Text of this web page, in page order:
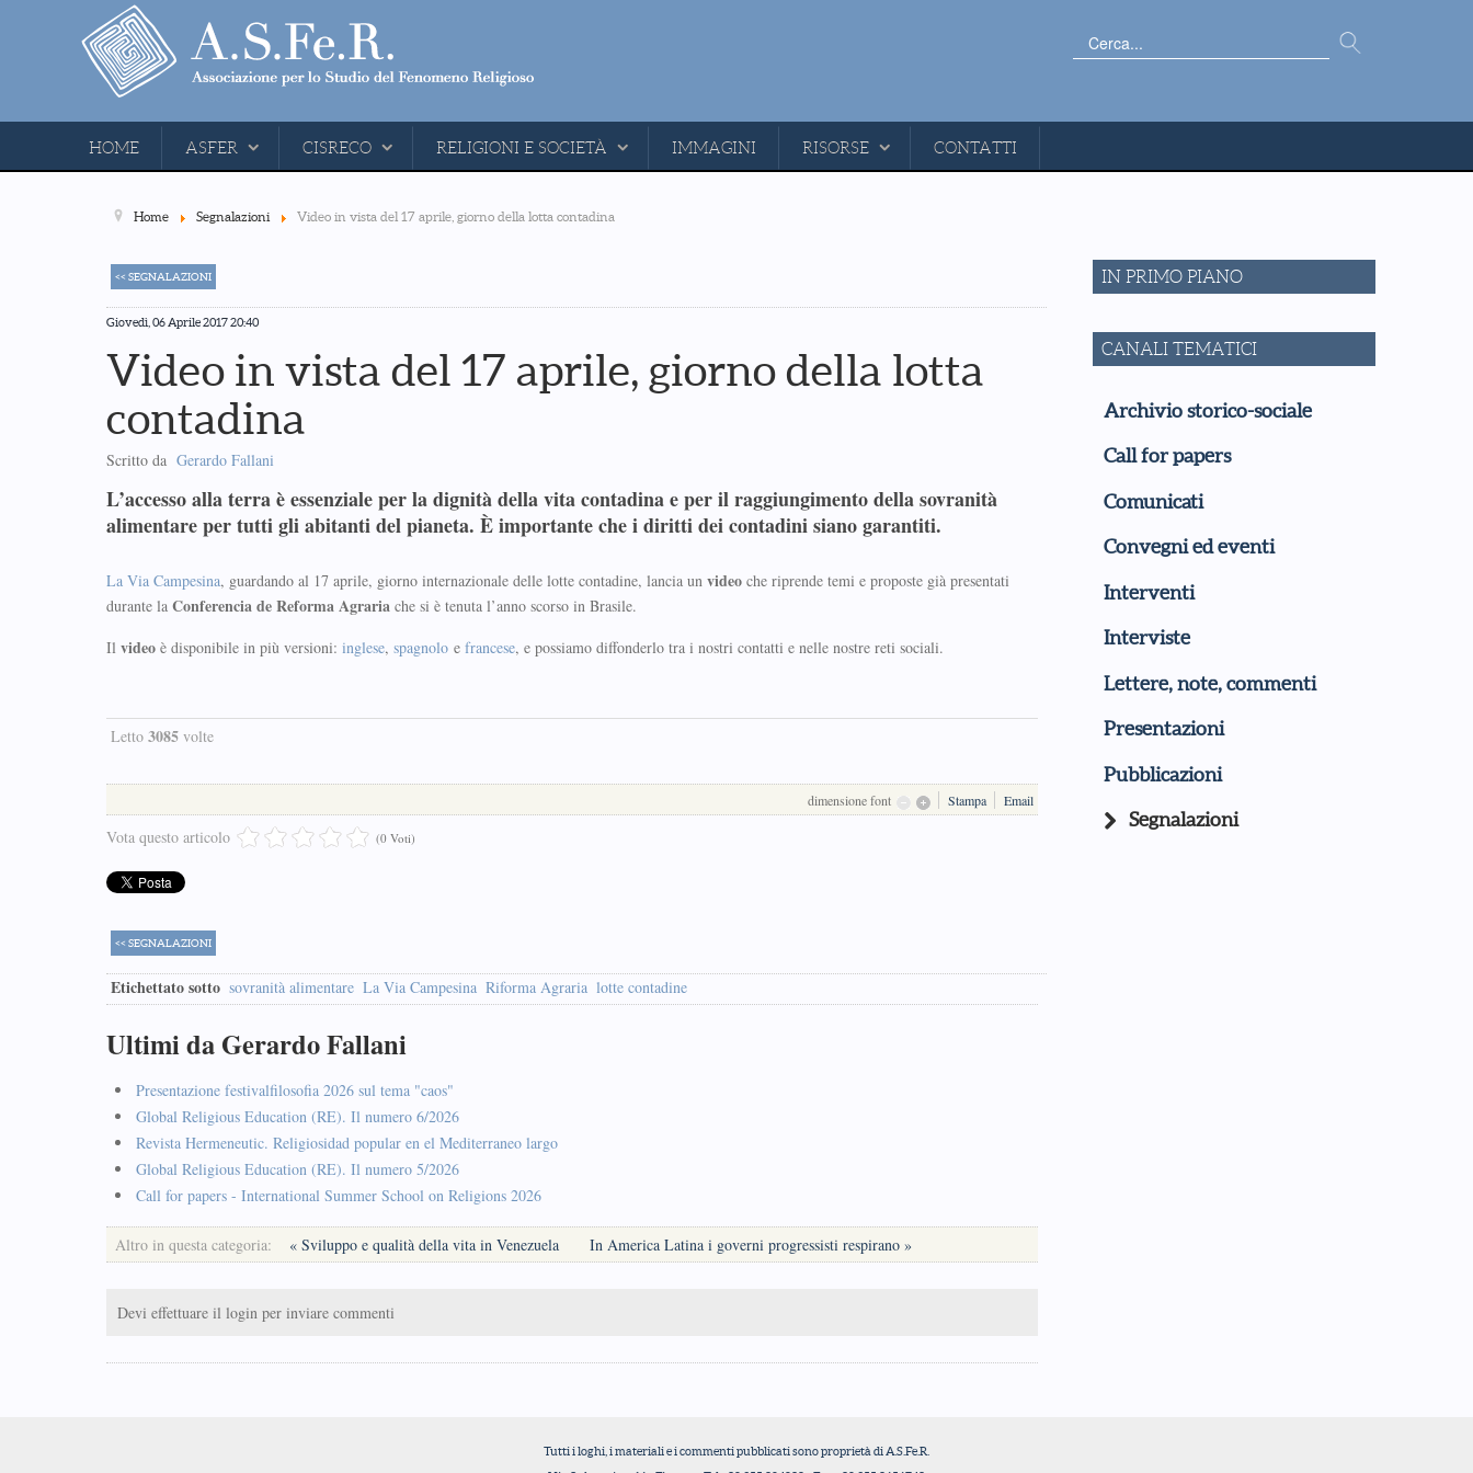
Cerca...
HOME ASFER CISRECO RELIGIONI E SOCIETÀ IMMAGINI RISORSE CONTATTI
Home Segnalazioni Video in vista del 17 aprile, giorno della lotta contadina
<< SEGNALAZIONI
Giovedì, 06 Aprile 2017 20:40
Video in vista del 17 aprile, giorno della lotta
contadina
Scritto da Gerardo Fallani
L’accesso alla terra è essenziale per la dignità della vita contadina e per il raggiungimento dellasovranità
alimentareper tutti gli abitanti del pianeta. È importante che i diritti dei contadini siano garantiti.
La Via Campesina, guardando al 17 aprile, giorno internazionale delle lotte contadine, lancia un video che riprende temi e proposte già presentati
durante la Conferencia de Reforma Agraria che si è tenuta l’anno scorso in Brasile.
Il video è disponibile in più versioni: inglese, spagnolo e francese, e possiamo diffonderlo tra i nostri contatti e nelle nostre reti sociali.
Letto 3085 volte
dimensione font Stampa Email
Vota questo articolo (0 Voti)
<< SEGNALAZIONI
Etichettato sotto sovranità alimentare La Via Campesina Riforma Agraria lotte contadine
Ultimi da Gerardo Fallani
Presentazione festivalfilosofia 2026 sul tema "caos"
Global Religious Education (RE). Il numero 6/2026
Revista Hermeneutic. Religiosidad popular en el Mediterraneo largo
Global Religious Education (RE). Il numero 5/2026
Call for papers - International Summer School on Religions 2026
Altro in questa categoria: « Sviluppo e qualità della vita in Venezuela In America Latina i governi progressisti respirano »
Devi effettuare il login per inviare commenti
IN PRIMO PIANO
CANALI TEMATICI
Archivio storico-sociale
Call for papers
Comunicati
Convegni ed eventi
Interventi
Interviste
Lettere, note, commenti
Presentazioni
Pubblicazioni
Segnalazioni
Tutti i loghi, i materiali e i commenti pubblicati sono proprietà di A.S.Fe.R.